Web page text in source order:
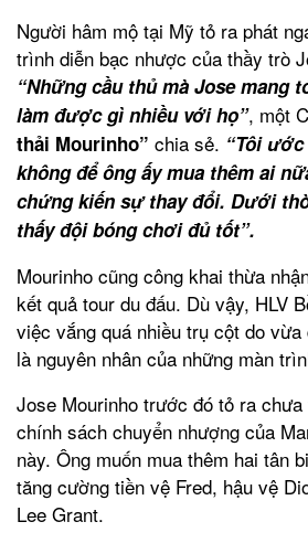
Người hâm mộ tại Mỹ tỏ ra phát
trình diễn bạc nhược của thầy trò
“Những cầu thủ mà Jose mang
làm được gì nhiều với họ”, một
thải Mourinho” chia sẻ. “Tôi
không để ông ấy mua thêm ai
chứng kiến sự thay đổi. Dưới
thấy đội bóng chơi đủ tốt”.
Mourinho cũng công khai thừa
kết quả tour du đấu. Dù vậy, HLV
việc vắng quá nhiều trụ cột do
là nguyên nhân của những màn
Jose Mourinho trước đó tỏ ra
chính sách chuyển nhượng của
này. Ông muốn mua thêm hai tân
tăng cường tiền vệ Fred, hậu vệ
Lee Grant.